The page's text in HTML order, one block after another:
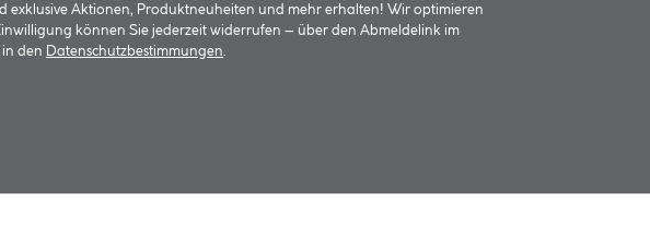
exklusive Aktionen, Produktneuheiten und mehr erhalten! Wir optimieren
können Sie jederzeit widerrufen – über den Abmeldelink im
den
Datenschutzbestimmungen